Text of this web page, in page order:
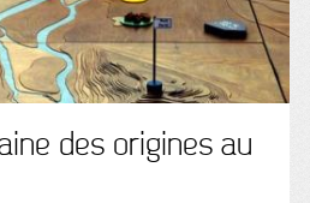
des origines au